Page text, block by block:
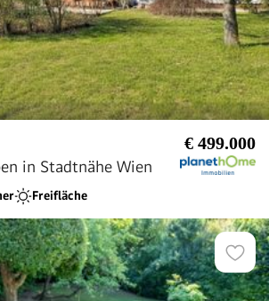
€ 499.000
in Stadtnähe Wien
Freifläche